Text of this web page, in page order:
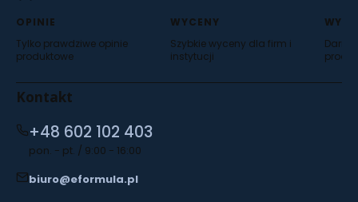
OPINIE
Tylko prawdziwe opinie
produktowe
WYCENY
Szybkie wyceny dla firm i
instytucji
Kontakt
+48 602 102 403
pon. - pt. / 9:00 - 16:00
biuro@eformula.pl